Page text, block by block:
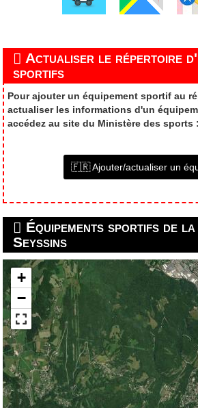
Actualiser le répertoire
sportifs
Pour ajouter un équipement sportif au
actualiser les informations d'un
accédez au site du Ministère des sports :
🇫🇷 Ajouter/actualiser un
Équipements sportifs de la
Seyssins
+
−